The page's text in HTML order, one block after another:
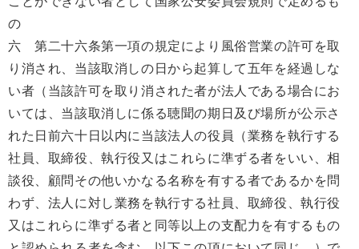
の
六 第二十六条第一項の規定により風俗営業の許可を取
り消され、当該取消しの日から起算して五年を経過しな
い者（当該許可を取り消された者が法人である場合にお
いては、当該取消しに係る聴聞の期日及び場所が公示さ
れた日前六十日以内に当該法人の役員（業務を執行する
社員、取締役、執行役又はこれらに準ずる者をいい、相
談役、顧問その他いかなる名称を有する者であるかを問
わず、法人に対し業務を執行する社員、取締役、執行役
又はこれらに準ずる者と同等以上の支配力を有するもの